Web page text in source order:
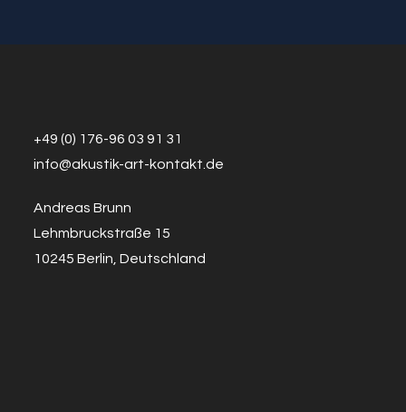
+49 (0) 176-96 03 91 31
info@akustik-art-kontakt.de
Andreas Brunn
Lehmbruckstraße 15
10245 Berlin, Deutschland